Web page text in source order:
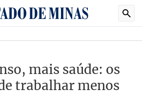
mais saúde: os
trabalhar menos